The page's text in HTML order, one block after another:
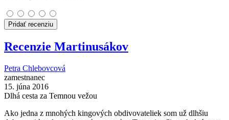
Pridať recenziu
Recenzie Martinusákov
Petra Chlebovcová
zamestnanec
15. júna 2016
Dlhá cesta za Temnou vežou
Ako jedna z mnohých kingových obdivovateliek som už dlhšiu